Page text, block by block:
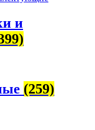
и
(259)